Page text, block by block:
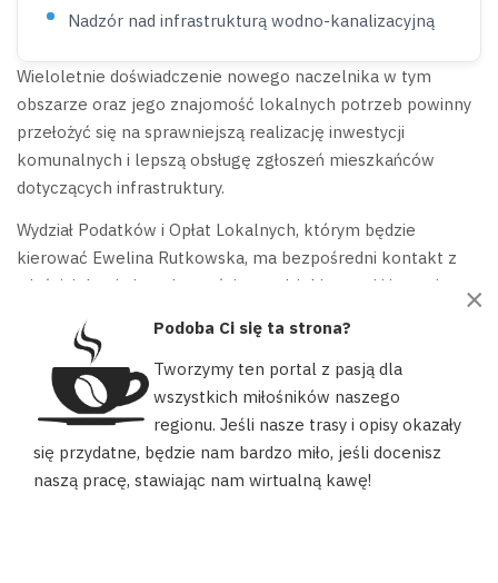
Nadzór nad infrastrukturą wodno-kanalizacyjną
Wieloletnie doświadczenie nowego naczelnika w tym
obszarze oraz jego znajomość lokalnych potrzeb powinny
przełożyć się na sprawniejszą realizację inwestycji
komunalnych i lepszą obsługę zgłoszeń mieszkańców
dotyczących infrastruktury.
Wydział Podatków i Opłat Lokalnych, którym będzie
kierować Ewelina Rutkowska, ma bezpośredni kontakt z
właścicielami nieruchomości, przedsiębiorcami i innymi
się na komfort załatwiania spraw podatkowych.
Nowa naczelniczka z wykształceniem prawniczym i
specjalizacją w egzekucji administracyjnej powinna
zapewnić profesjonalne podejście do spraw podatkowych,
łącząc skuteczność działania z indywidualnym podejściem
do sytuacji podatników.
Nasz portal używa plików cookies, aby ułatwić Ci korzystanie z
naszych zasobów, dopasować treści do Twoich potrzeb oraz w
celach statystycznych. Możesz określić warunki przechowywania
×
Podoba Ci się ta strona?
Tworzymy ten portal z pasją dla
wszystkich miłośników naszego
regionu. Jeśli nasze trasy i opisy okazały
się przydatne, będzie nam bardzo miło, jeśli docenisz
naszą pracę, stawiając nam wirtualną kawę!